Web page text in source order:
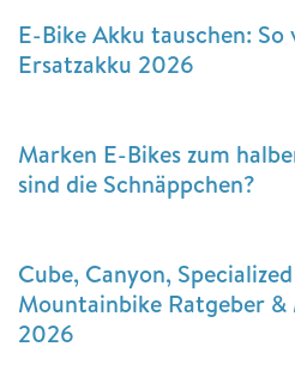
E-Bike Akku tauschen:
Ersatzakku 2026
Marken E-Bikes zum
sind die Schnäppchen?
Cube, Canyon,
Mountainbike Ratgeber
2026